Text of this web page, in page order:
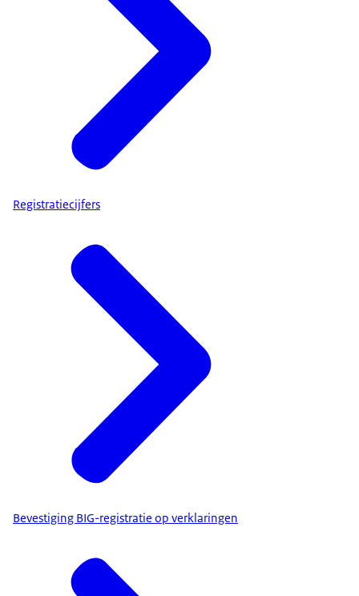
Registratiecijfers
Bevestiging BIG-registratie op verklaringen